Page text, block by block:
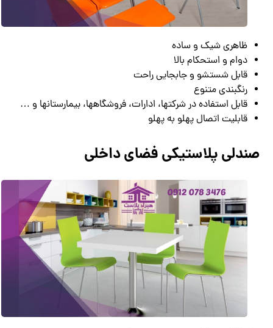
ظاهری شیک و ساده
دوام و استحکام بالا
قابل شستشو و جابجایی راحت
رنگبندی متنوع
قابل استفاده در شرکتها، ادارات، فروشگاهها، بیمارستانها و …
قابلیت اتصال پهلو به پهلو
صندلی پلاستیکی فضای داخلی